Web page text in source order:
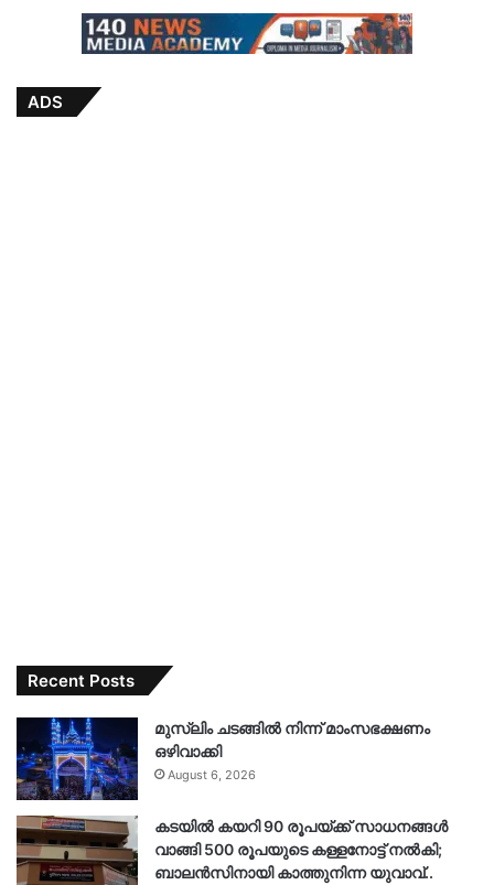
ADS
Recent Posts
മുസ്‌ലിം ചടങ്ങിൽ നിന്ന് മാംസഭക്ഷണം
ഒഴിവാക്കി
August 6, 2026
കടയിൽ കയറി 90 രൂപയ്ക്ക് സാധനങ്ങൾ
വാങ്ങി 500 രൂപയുടെ കള്ളനോട്ട് നൽകി;
ബാലൻസിനായി കാത്തുനിന്ന യുവാവ്..